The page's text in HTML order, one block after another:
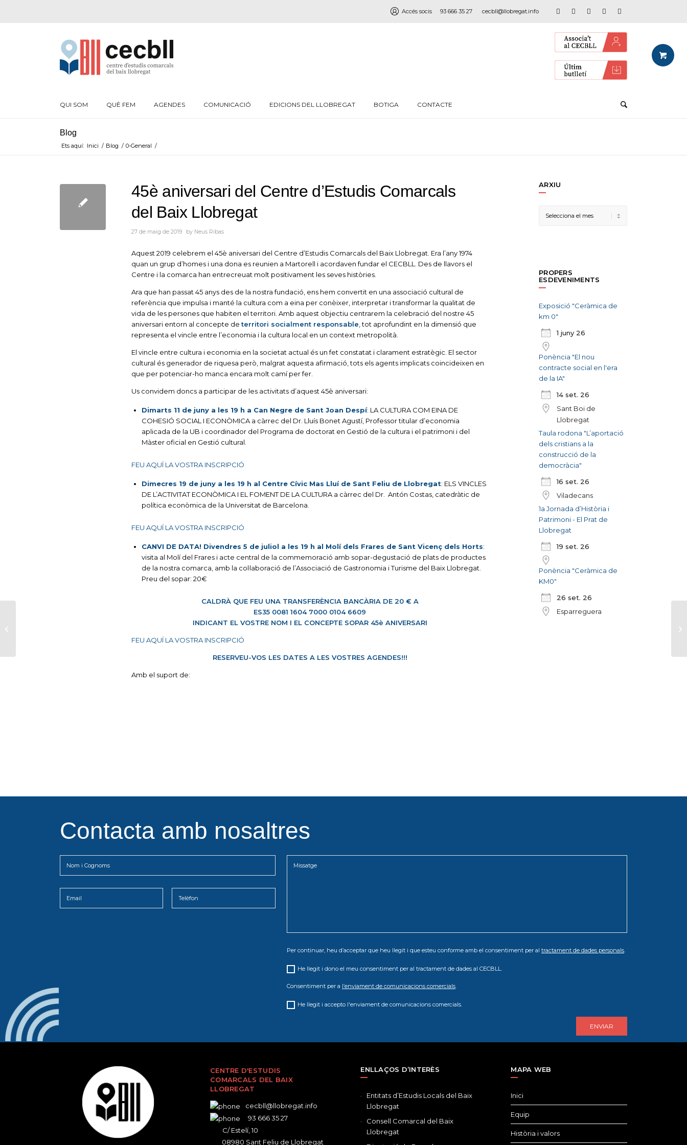
Accés socis 93 666 35 27 cecbll@llobregat.info
QUI SOM QUÈ FEM AGENDES COMUNICACIÓ EDICIONS DEL LLOBREGAT BOTIGA CONTACTE
Blog
Ets aquí: Inici / Blog / 0-General /
45è aniversari del Centre d’Estudis Comarcals
del Baix Llobregat
27 de maig de 2019 by Neus Ribas
Aquest 2019 celebrem el 45è aniversari del Centre d’Estudis Comarcals del Baix Llobregat. Era l’any 1974
quan un grup d’homes i una dona es reunien a Martorell i acordaven fundar el CECBLL. Des de llavors el
Centre i la comarca han entrecreuat molt positivament les seves històries.
Ara que han passat 45 anys des de la nostra fundació, ens hem convertit en una associació cultural de
referència que impulsa i manté la cultura com a eina per conèixer, interpretar i transformar la qualitat de
vida de les persones que habiten el territori. Amb aquest objectiu centrarem la celebració del nostre 45
aniversari entorn al concepte deterritori socialment responsable , tot aprofundint en la dimensió que
representa el vincle entre l’economia i la cultura local en un context metropolità.
El vincle entre cultura i economia en la societat actual és un fet constatat i clarament estratègic. El sector
cultural és generador de riquesa però, malgrat aquesta afirmació, tots els agents implicats coincideixen en
que per potenciar-ho manca encara molt camí per fer.
Us convidem doncs a participar de les activitats d’aquest 45è aniversari:
Dimarts 11 de juny a les 19 h a Can Negre de Sant Joan Despí: LA CULTURA COM EINA DE
COHESIÓ SOCIAL I ECONÒMICA a càrrec del Dr. Lluís Bonet Agustí, Professor titular d’economia
aplicada de la UB i coordinador del Programa de doctorat en Gestió de la cultura i el patrimoni i del
Màster oficial en Gestió cultural.
FEU AQUÍ LA VOSTRA INSCRIPCIÓ
Dimecres 19 de juny a les 19 h al Centre Cívic Mas Lluí de Sant Feliu de Llobregat: ELS VINCLES
DE L’ACTIVITAT ECONÒMICA I EL FOMENT DE LA CULTURA a càrrec del Dr. Antón Costas, catedràtic de
política econòmica de la Universitat de Barcelona.
FEU AQUÍ LA VOSTRA INSCRIPCIÓ
CANVI DE DATA! Divendres 5 de juliol a les 19 h al Molí dels Frares de Sant Vicenç dels Horts:
visita al Molí del Frares i acte central de la commemoració amb sopar-degustació de plats de productes
de la nostra comarca, amb la col·laboració de l’Associació de Gastronomia i Turisme del Baix Llobregat.
Preu del sopar: 20€
CALDRÀ QUE FEU UNA TRANSFERÈNCIA BANCÀRIA DE 20 € A
ES35 0081 1604 7000 0104 6609
INDICANT EL VOSTRE NOM I EL CONCEPTE SOPAR 45è ANIVERSARI
FEU AQUÍ LA VOSTRA INSCRIPCIÓ
RESERVEU-VOS LES DATES A LES VOSTRES AGENDES!!!
Amb el suport de:
ARXIU
PROPERS
ESDEVENIMENTS
Exposició "Ceràmica de
km 0"
1 juny 26
Ponència "El nou
contracte social en l'era
de la IA"
14 set. 26
Sant Boi de
Llobregat
Taula rodona "L’aportació
dels cristians a la
construcció de la
democràcia"
16 set. 26
Viladecans
1a Jornada d’Història i
Patrimoni - El Prat de
Llobregat
19 set. 26
Ponència "Ceràmica de
KM0"
26 set. 26
Esparreguera
Contacta amb nosaltres
Per continuar, heu d’acceptar que heu llegit i que esteu conforme amb el consentiment per al tractament de dades personals.
He llegit i dono el meu consentiment per al tractament de dades al CECBLL.
Consentiment per a l’enviament de comunicacions comercials.
He llegit i accepto l'enviament de comunicacions comercials.
CENTRE D'ESTUDIS
COMARCALS DEL BAIX
LLOBREGAT
cecbll@llobregat.info
93 666 35 27
C/ Estelí, 10
08980 Sant Feliu de Llobregat
ENLLAÇOS D’INTERÈS
Entitats d’Estudis Locals del Baix
Llobregat
Consell Comarcal del Baix
Llobregat
MAPA WEB
Inici
Equip
Història i valors